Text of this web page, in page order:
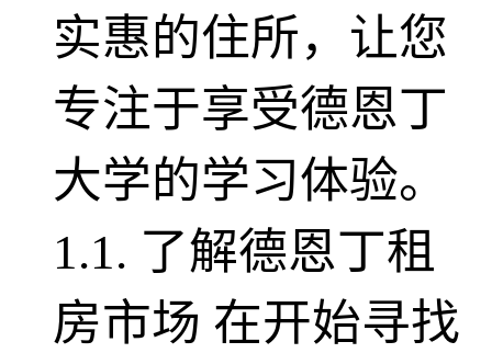
实惠的住所，让您
专注于享受德恩丁
大学的学习体验。
1.1. 了解德恩丁租
房市场 在开始寻找